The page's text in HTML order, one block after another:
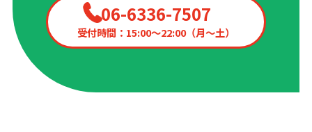
06-6336-7507
受付時間：15:00〜22:00（月〜土）